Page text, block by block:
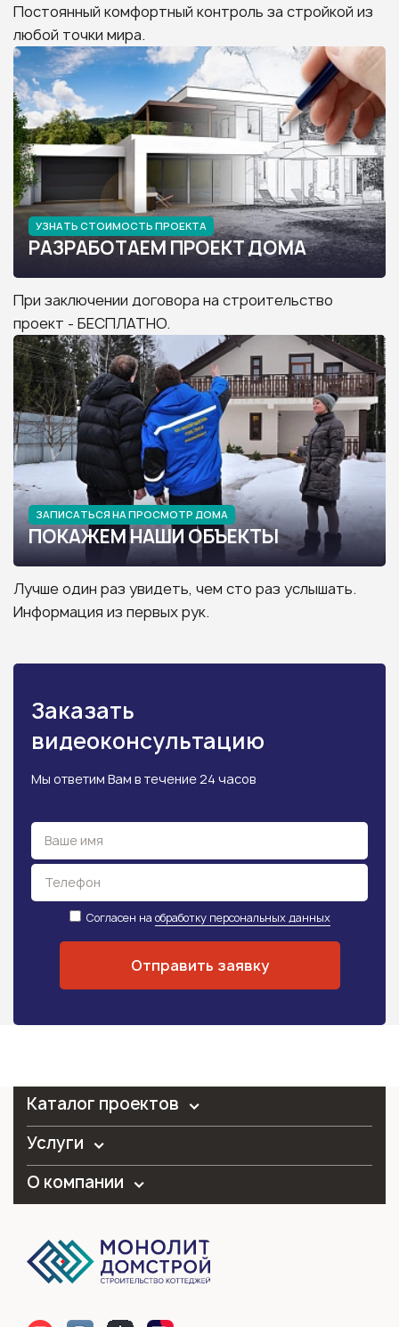
Постоянный комфортный контроль за стройкой из
любой точки мира.
УЗНАТЬ СТОИМОСТЬ ПРОЕКТА
РАЗРАБОТАЕМ ПРОЕКТ ДОМА
При заключении договора на строительство
проект - БЕСПЛАТНО.
ЗАПИСАТЬСЯ НА ПРОСМОТР ДОМА
ПОКАЖЕМ НАШИ ОБЪЕКТЫ
Лучше один раз увидеть, чем сто раз услышать.
Информация из первых рук.
Заказать
видеоконсультацию
Мы ответим Вам в течение 24 часов
Согласен на обработку персональных данных
Каталог проектов
Услуги
О компании